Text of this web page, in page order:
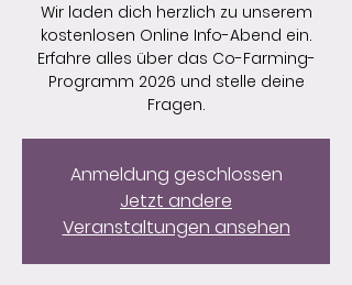
Wir laden dich herzlich zu unserem
kostenlosen Online Info-Abend ein.
Erfahre alles über das Co-Farming-
Programm 2026 und stelle deine
Fragen.
Anmeldung geschlossen
Jetzt andere
Veranstaltungen ansehen